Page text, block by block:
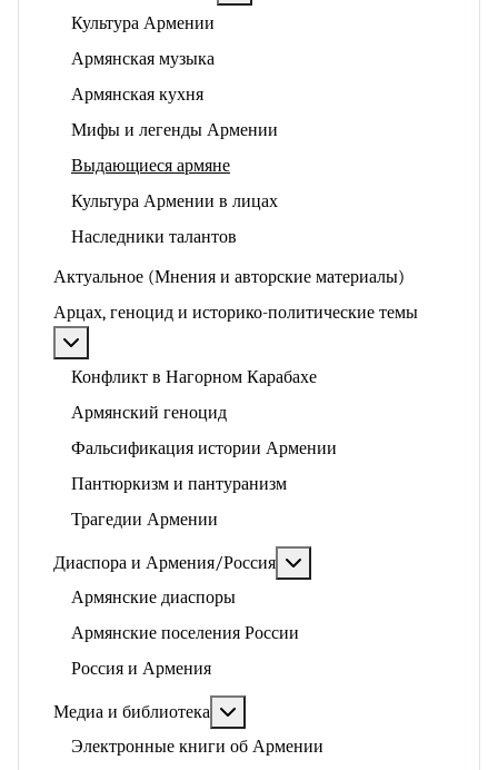
Культура Армении
Армянская музыка
Армянская кухня
Мифы и легенды Армении
Выдающиеся армяне
Культура Армении в лицах
Наследники талантов
Актуальное (Мнения и авторские материалы)
Арцах, геноцид и историко-политические темы
Конфликт в Нагорном Карабахе
Армянский геноцид
Фальсификация истории Армении
Пантюркизм и пантуранизм
Трагедии Армении
Диаспора и Армения/Россия
Армянские диаспоры
Армянские поселения России
Россия и Армения
Медиа и библиотека
Электронные книги об Армении